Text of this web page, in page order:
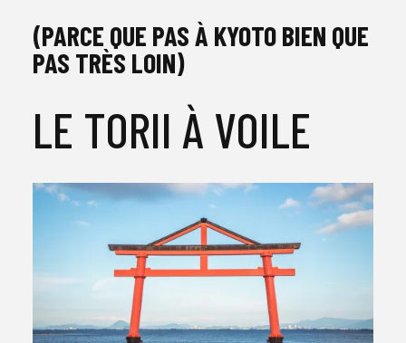
(PARCE QUE PAS À KYOTO BIEN QUE
PAS TRÈS LOIN)
LE TORII À VOILE